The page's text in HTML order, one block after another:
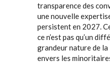
transparence des
une nouvelle
persistent en 2027.
ce n’est pas qu’un
grandeur nature de
envers les